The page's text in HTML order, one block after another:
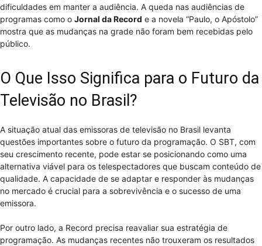
dificuldades em manter a audiência. A queda nas audiências de
programas como o Jornal da Record e a novela “Paulo, o Apóstolo”
mostra que as mudanças na grade não foram bem recebidas pelo
público.
O Que Isso Significa para o Futuro da
Televisão no Brasil?
A situação atual das emissoras de televisão no Brasil levanta
questões importantes sobre o futuro da programação. O SBT, com
seu crescimento recente, pode estar se posicionando como uma
alternativa viável para os telespectadores que buscam conteúdo de
qualidade. A capacidade de se adaptar e responder às mudanças
no mercado é crucial para a sobrevivência e o sucesso de uma
emissora.
Por outro lado, a Record precisa reavaliar sua estratégia de
programação. As mudanças recentes não trouxeram os resultados